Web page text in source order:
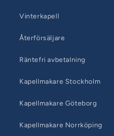
Vinterkapell
Återförsäljare
Räntefri avbetalning
Kapellmakare Stockholm
Kapellmakare Göteborg
Kapellmakare Norrköping